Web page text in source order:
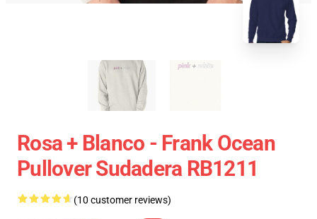
Rosa + Blanco - Frank Ocean
Pullover Sudadera RB1211
(10 customer reviews)